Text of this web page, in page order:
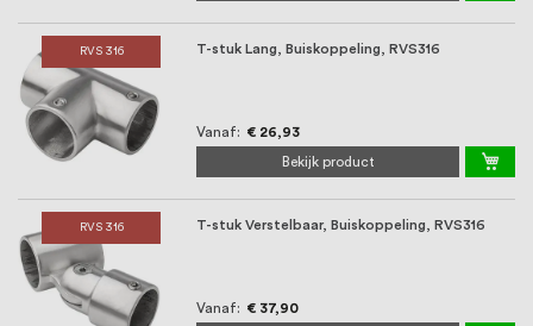
RVS 316 T-stuk Lang, Buiskoppeling, RVS316
Vanaf € 26,93
Bekijk product
RVS 316 T-stuk Verstelbaar, Buiskoppeling, RVS316
Vanaf € 37,90